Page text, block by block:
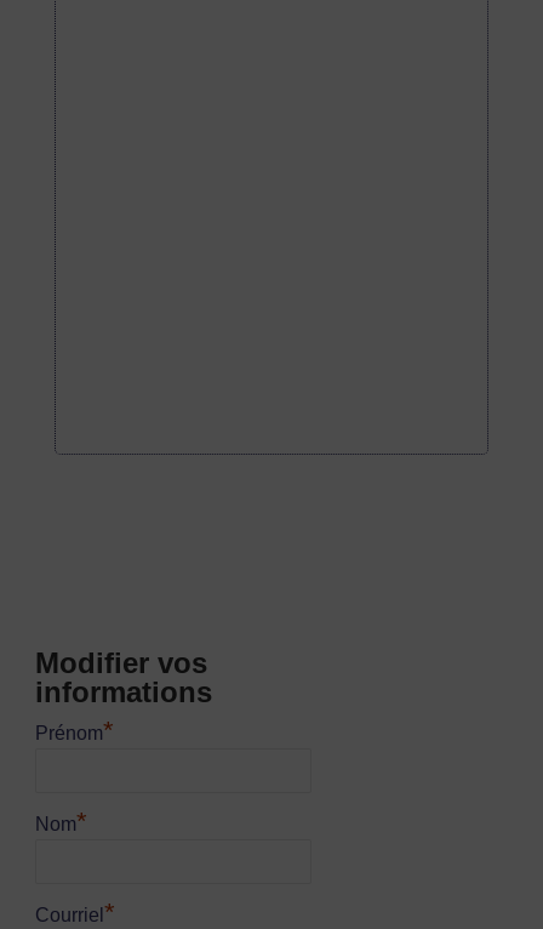
Modifier vos
informations
Prénom*
Nom*
Courriel *